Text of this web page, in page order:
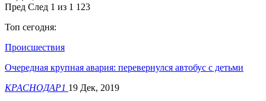
Пред След 1 из 1 123
Топ сегодня:
Происшествия
Очередная крупная авария: перевернулся автобус с детьми
КРАСНОДАР1 19 Дек, 2019